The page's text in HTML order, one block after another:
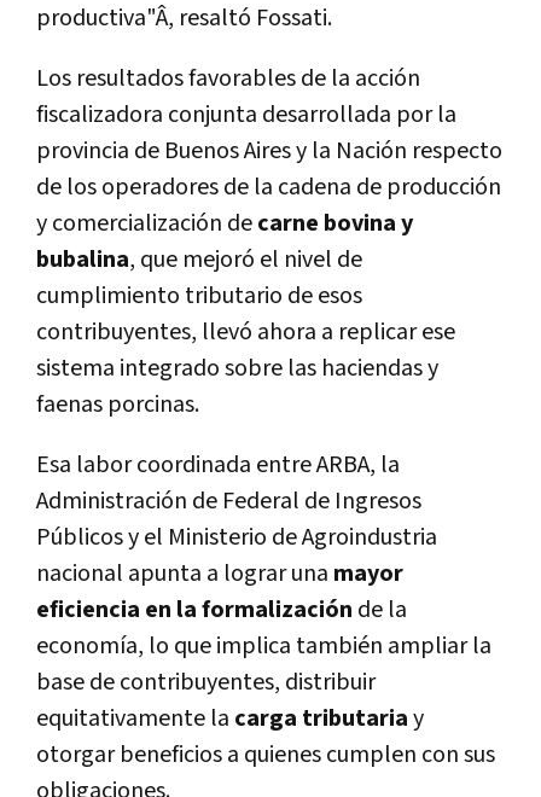
productiva"Â, resaltó Fossati.
Los resultados favorables de la acción
fiscalizadora conjunta desarrollada por la
provincia de Buenos Aires y la Nación respecto
de los operadores de la cadena de producción
y comercialización decarne bovina y
bubalina, que mejoró el nivel de
cumplimiento tributario de esos
contribuyentes, llevó ahora a replicar ese
sistema integrado sobre las haciendas y
faenas porcinas.
Esa labor coordinada entre ARBA, la
Administración de Federal de Ingresos
Públicos y el Ministerio de Agroindustria
nacional apunta a lograr una mayor
eficiencia en la formalización de la
economí­a, lo que implica también ampliar la
base de contribuyentes, distribuir
equitativamente la carga tributariay
otorgar beneficios a quienes cumplen con sus